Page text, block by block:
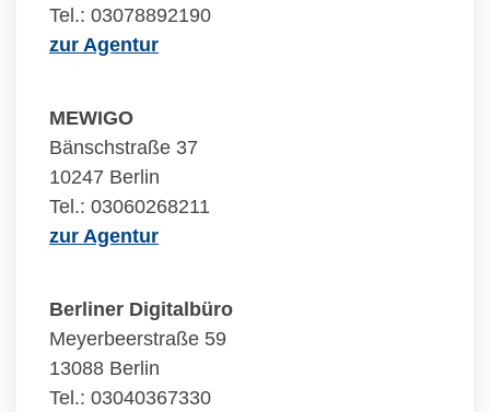
Tel.: 03078892190
zur Agentur
MEWIGO
Bänschstraße 37
10247 Berlin
Tel.: 03060268211
zur Agentur
Berliner Digitalbüro
Meyerbeerstraße 59
13088 Berlin
Tel.: 03040367330